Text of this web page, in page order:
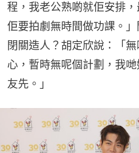
程，我老公熟啲就佢安排
佢要拍劇無時間做功課。
閉關造人？胡定欣說：「
心，暫時無呢個計劃，我
友先。」